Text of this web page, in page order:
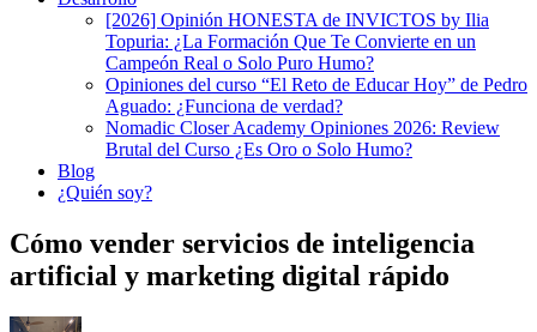
[2026] Opinión HONESTA de INVICTOS by Ilia
Topuria: ¿La Formación Que Te Convierte en un
Campeón Real o Solo Puro Humo?
Opiniones del curso “El Reto de Educar Hoy” de Pedro
Aguado: ¿Funciona de verdad?
Nomadic Closer Academy Opiniones 2026: Review
Brutal del Curso ¿Es Oro o Solo Humo?
Blog
¿Quién soy?
Cómo vender servicios de inteligencia
artificial y marketing digital rápido